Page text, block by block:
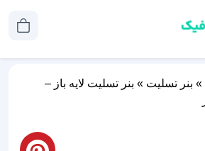
» بنر تسلیت » بنر تسلیت لایه باز –